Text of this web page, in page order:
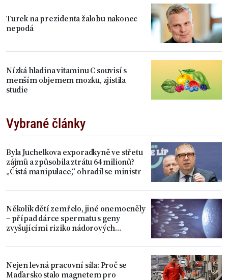
Turek na prezidenta žalobu nakonec
nepodá
Nízká hladina vitaminu C souvisí s
menším objemem mozku, zjistila
studie
Vybrané články
Byla Juchelkova exporadkyně ve střetu
zájmů a způsobila ztrátu 64 milionů?
„Čistá manipulace,“ ohradil se ministr
Několik dětí zemřelo, jiné onemocněly
– případ dárce spermatu s geny
zvyšujícími riziko nádorových
Nejen levná pracovní síla: Proč se
Maďarsko stalo magnetem pro